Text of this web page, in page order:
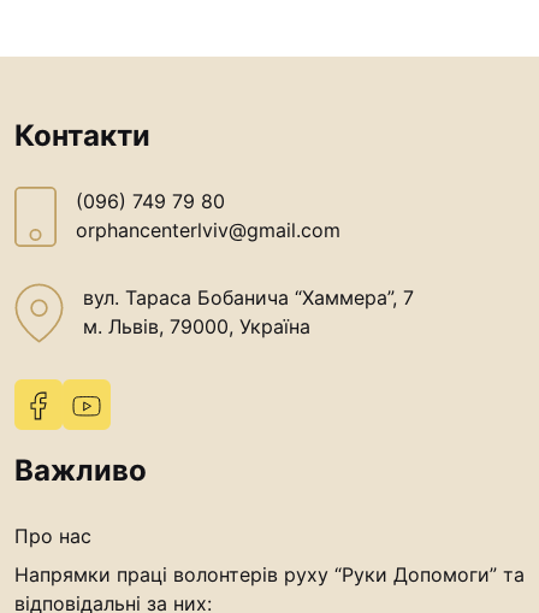
(096) 749 79 80
Контакти
(096) 749 79 80
orphancenterlviv@gmail.com
вул. Тараса Бобанича “Хаммера”, 7
м. Львів, 79000, Україна
Важливо
Про нас
Напрямки праці волонтерів руху “Руки Допомоги” та
відповідальні за них: